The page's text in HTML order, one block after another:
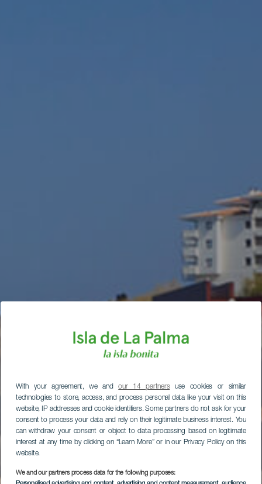
With your agreement, we andour 14 partnersuse cookies or similar
technologies to store, access, and process personal data like your visit on this
website, IP addresses and cookie identifiers. Some partners do not ask for your
consent to process your data and rely on their legitimate business interest. You
can withdraw your consent or object to data processing based on legitimate
interest at any time by clicking on “Learn More” or in our Privacy Policy on this
website.
We and our partners process data for the following purposes: